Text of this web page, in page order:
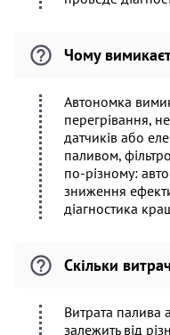
Чому
Автономка
перегрівання,
датчиків або
паливом,
по-різному:
зниження
діагностика
Скільки
Витрата палива
залежить від